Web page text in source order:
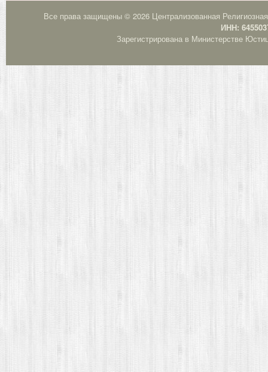
Все права защищены © 2026 Централизованная
ИНН:
Зарегистрирована в Министерстве